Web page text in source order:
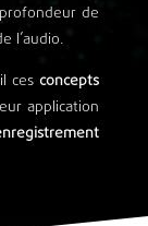
de
l’audio.
cesconcepts
application